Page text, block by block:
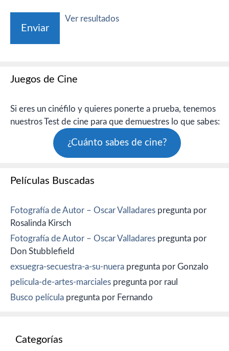
Ver resultados
Juegos de Cine
Si eres un cinéfilo y quieres ponerte a prueba, tenemos
nuestros Test de cine para que demuestres lo que sabes:
¿Cuánto sabes de cine?
Películas Buscadas
Fotografía de Autor – Oscar Valladares pregunta por
Rosalinda Kirsch
Fotografía de Autor – Oscar Valladares pregunta por
Don Stubblefield
exsuegra-secuestra-a-su-nuera pregunta por Gonzalo
pelicula-de-artes-marciales pregunta por raul
Busco película pregunta por Fernando
Categorías